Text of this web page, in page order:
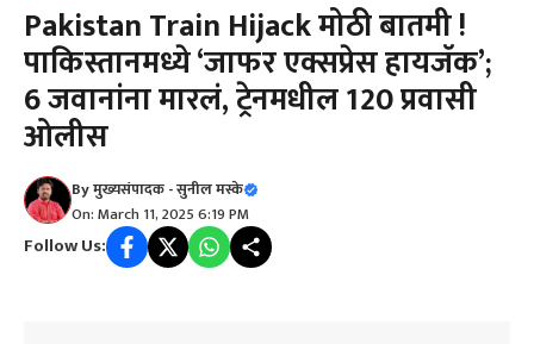
Pakistan Train Hijack मोठी बातमी !
पाकिस्तानमध्ये ‘जाफर एक्सप्रेस हायजॅक’;
6 जवानांना मारलं, ट्रेनमधील 120 प्रवासी
ओलीस
Byमुख्यसंपादक - सुनील मस्के
On: March 11, 2025 6:19 PM
Follow Us: